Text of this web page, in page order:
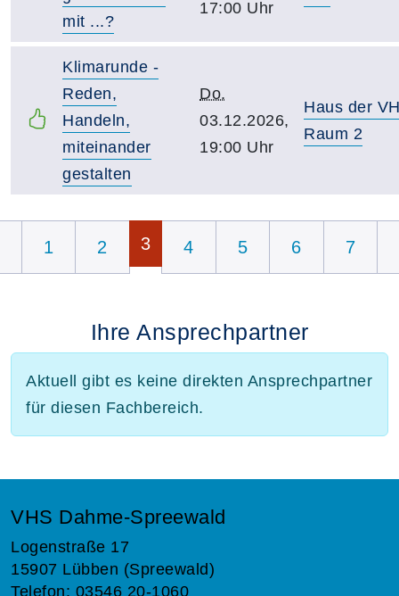
mit ...?
17:00 Uhr
Klimarunde -
Reden,
Handeln,
miteinander
gestalten
Do.
03.12.2026,
19:00 Uhr
Haus der
Raum 2
1 2 3 4 5 6 7
Ihre Ansprechpartner
Aktuell gibt es keine direkten Ansprechpartner
für diesen Fachbereich.
VHS Dahme-Spreewald
Logenstraße 17
15907 Lübben (Spreewald)
Telefon: 03546 20-1060